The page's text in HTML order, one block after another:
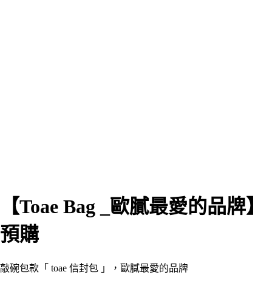
【Toae Bag _歐膩最愛的品牌】
預購
敲碗包款「 toae 信封包 」，歐膩最愛的品牌